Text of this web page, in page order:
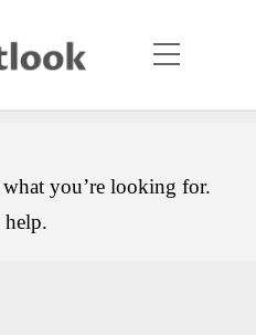
what you’re looking for.
help.